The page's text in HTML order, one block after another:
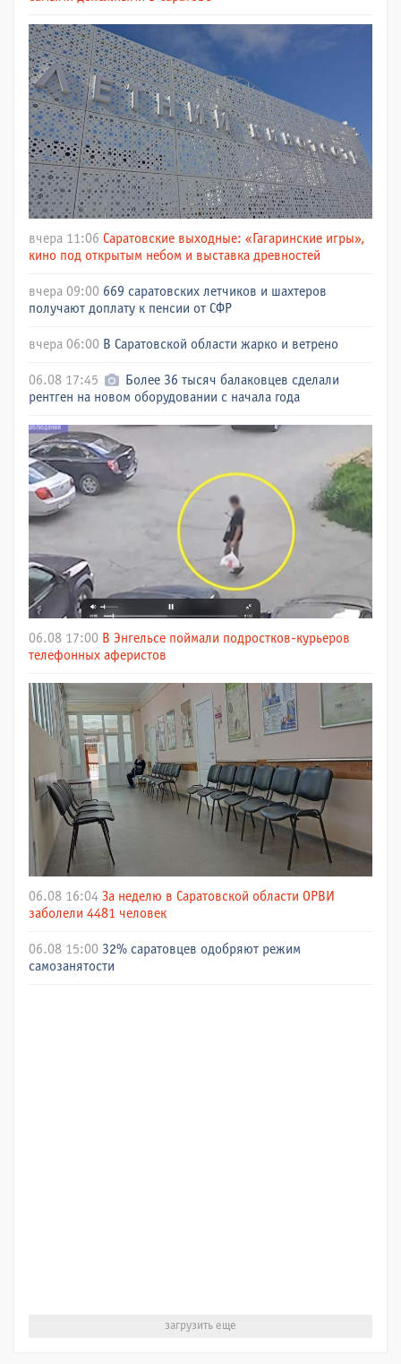
вчера 11:06 Саратовские выходные: «Гагаринские игры»,
кино под открытым небом и выставка древностей
вчера 09:00 669 саратовских летчиков и шахтеров
получают доплату к пенсии от СФР
вчера 06:00 В Саратовской области жарко и ветрено
06.08 17:45
Более 36 тысяч балаковцев сделали
рентген на новом оборудовании с начала года
06.08 17:00 В Энгельсе поймали подростков-курьеров
телефонных аферистов
06.08 16:04 За неделю в Саратовской области ОРВИ
заболели 4481 человек
06.08 15:00 32% саратовцев одобряют режим
самозанятости
загрузить еще